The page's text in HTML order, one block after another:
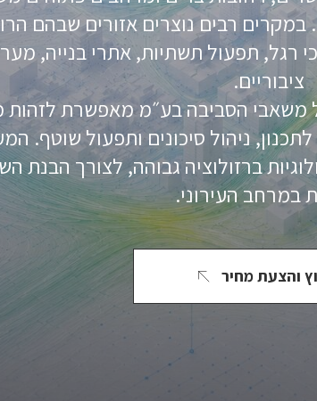
רבים נוצרים אזורים שבהם
רגל, תפעול תשתיות, אתרי בנייה,
ציבוריים.
משאבי הסביבה בע״מ מאפשרת לזהות
ניהול סיכונים ותפעול שוטף.
ברזולוציה גבוהה, לצורך הבנת
במרחב העירוני.
והצעת מחיר